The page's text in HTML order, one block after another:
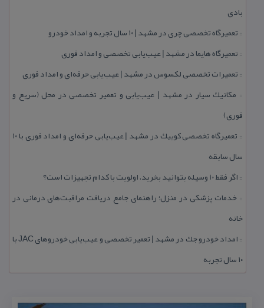
بادی
:: تعمیرگاه تخصصی چری در مشهد | ۱۰ سال تجربه و امداد خودرو
:: تعمیرگاه هایما در مشهد | عیب‌یابی تخصصی و امداد فوری
:: تعمیرات تخصصی لكسوس در مشهد | عیب‌یابی حرفه‌ای و امداد فوری
:: مكانیك سیار در مشهد | عیب‌یابی و تعمیر تخصصی در محل (سریع و
فوری)
::
تعمیرگاه تخصصی كوییك در مشهد | عیب‌یابی حرفه‌ای و امداد فوری با ۱۰
سال سابقه
:: اگر فقط 10 وسیله بتوانید بخرید، اولویت با كدام تجهیزات است؟
:: خدمات پزشكی در منزل؛ راهنمای جامع دریافت مراقبت‌های درمانی در
خانه
::
امداد خودرو جك در مشهد | تعمیر تخصصی و عیب‌یابی خودروهای JAC با
۱۰ سال تجربه